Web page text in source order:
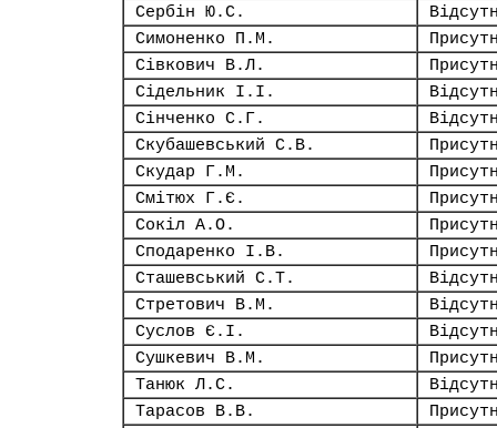
Сербін Ю.С.
Симоненко П.М.
Сівкович В.Л.
Сідельник І.І.
Сінченко С.Г.
Скубашевський С.В.
Скудар Г.М.
Смітюх Г.Є.
Сокіл А.О.
Сподаренко І.В.
Сташевський С.Т.
Стретович В.М.
Суслов Є.І.
Сушкевич В.М.
Танюк Л.С.
Тарасов В.В.